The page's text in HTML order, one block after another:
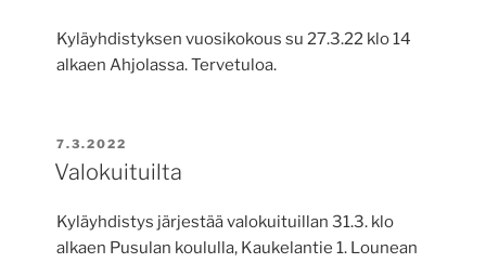
Kyläyhdistyksen vuosikokous su 27.3.22 klo 14
alkaen Ahjolassa. Tervetuloa.
JULKAISTU
7.3.2022
Valokuituilta
Kyläyhdistys järjestää valokuituillan 31.3. klo
alkaen Pusulan koululla, Kaukelantie 1. Lounean